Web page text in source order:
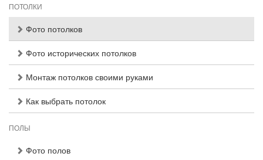
ПОТОЛКИ
Фото потолков
Фото исторических потолков
Монтаж потолков своими руками
Как выбрать потолок
ПОЛЫ
Фото полов